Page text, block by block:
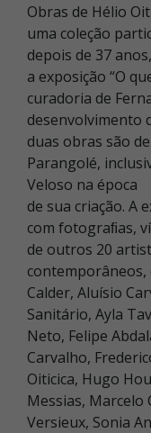
Obras de Hélio
uma coleção
depois de 37
a exposição “O
curadoria de
desenvolvimento
duas obras são
Parangolé,
Veloso na época
de sua criação. A
com fotograﬁas,
de outros 20
contemporâneos,
Calder, Aluísio
Sanitário, Ayla
Neto, Felipe
Carvalho,
Oiticica, Hugo
Messias, Marcelo
Versieux, Sonia